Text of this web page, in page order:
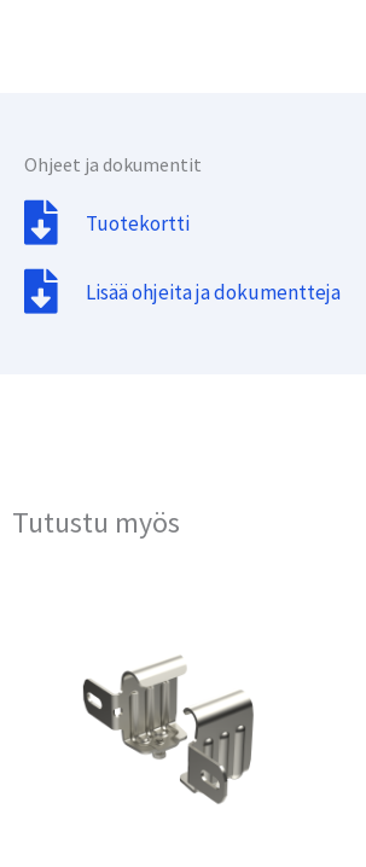
Ohjeet ja dokumentit
Tuotekortti
Lisää ohjeita ja dokumentteja
Tutustu myös